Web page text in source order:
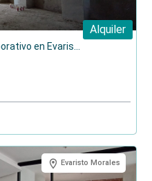
Alquiler
en Evaris...
Evaristo Morales